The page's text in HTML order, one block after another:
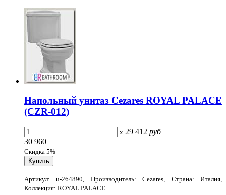
Напольный унитаз Cezares ROYAL PALACE
(CZR-012)
x 29 412 руб
30 960
Скидка 5%
Артикул: u-264890, Производитель: Cezares, Страна: Италия,
Коллекция: ROYAL PALACE